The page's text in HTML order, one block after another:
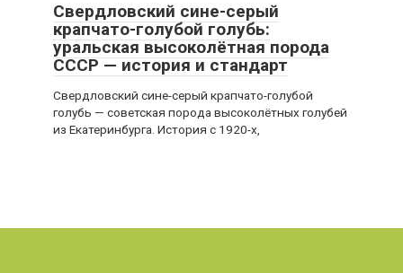
Свердловский сине-серый
крапчато-голубой голубь:
уральская высоколётная порода
СССР — история и стандарт
Свердловский сине-серый крапчато-голубой
голубь — советская порода высоколётных голубей
из Екатеринбурга. История с 1920-х,